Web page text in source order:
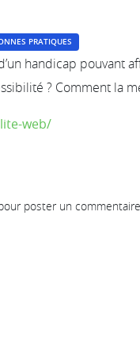
PRATIQUES
handicap pouvant
? Comment la
web/
poster un commentaire